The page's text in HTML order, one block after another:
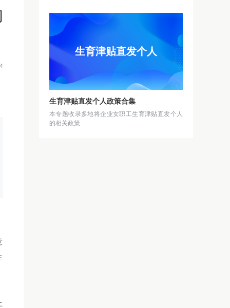
生育津贴直发个人
生育津贴直发个人政策合集
本专题收录多地将企业女职工生育津贴直发个人
的相关政策